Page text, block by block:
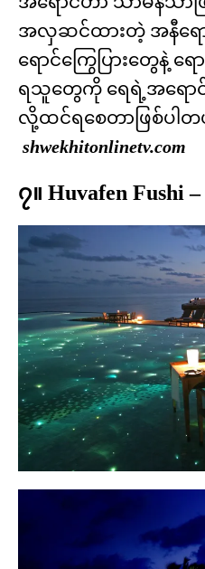
အလှဆင်ထားတဲ့ အနီရောင်
ရောင်ကြွေပြားတွေနဲ့ ရ
ရသူတွေကို ရေရဲ့အရော
လို့ထင်ရစေတာဖြစ်ပါ
shwekhitonlinetv.com
၇။ Huvafen Fushi